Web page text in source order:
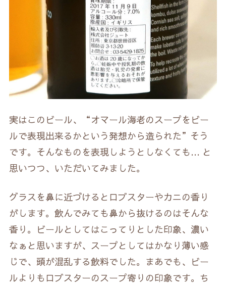
実はこのビール、“オマール海老のスープをビー
ルで表現出来るかという発想から造られた”そう
です。そんなものを表現しようとしなくても… と
思いつつ、いただいてみました。
グラスを鼻に近づけるとロブスターやカニの香り
がします。飲んでみても鼻から抜けるのはそんな
香り。ビールとしてはこってりとした印象、濃い
なぁと思いますが、スープとしてはかなり薄い感
じで、頭が混乱する飲料でした。まあでも、ビー
ルよりもロブスターのスープ寄りの印象です。ち